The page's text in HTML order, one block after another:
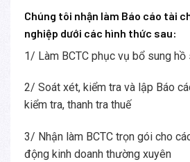
Chúng tôi nhận làm Báo cáo tài
nghiệp dưới các hình thức sau:
1/ Làm BCTC phục vụ bổ sung hồ
2/ Soát xét, kiểm tra và lập Báo
kiểm tra, thanh tra thuế
3/ Nhận làm BCTC trọn gói cho
động kinh doanh thường xuyên